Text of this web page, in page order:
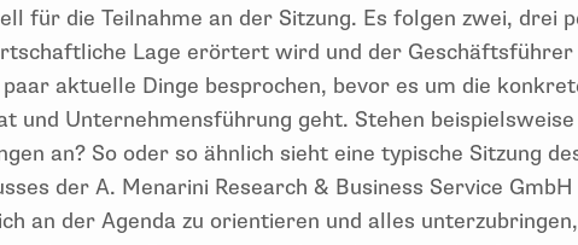
für die Teilnahme an der Sitzung. Es folgen zwei, drei
Lage erörtert wird und der
aktuelle Dinge besprochen, bevor es um die
und Unternehmensführung geht. Stehen beispielsweise
an? So oder so ähnlich sieht eine typische Sitzung
der A. Menarini Research & Business Service GmbH
an der Agenda zu orientieren und alles